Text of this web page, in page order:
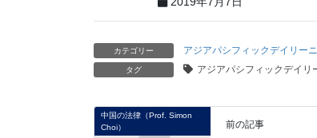
カテゴリー アジアパシフィックデイリー
タグ アジアパシフィックデイリ
中国の法律（Prof. Simon
Choi）
前の記事